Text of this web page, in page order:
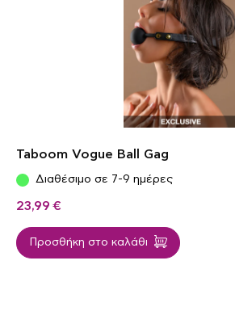
Taboom Vogue Ball Gag
Διαθέσιμο σε 7-9 ημέρες
23,99 €
Προσθήκη στο καλάθι